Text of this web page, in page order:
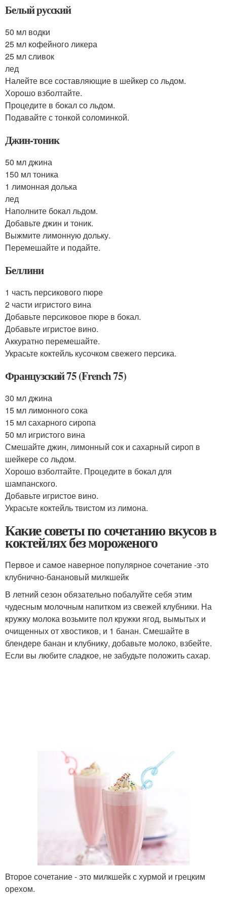
Белый русский
50 мл водки
25 мл кофейного ликера
25 мл сливок
лед
Налейте все составляющие в шейкер со льдом.
Хорошо взболтайте.
Процедите в бокал со льдом.
Подавайте с тонкой соломинкой.
Джин-тоник
50 мл джина
150 мл тоника
1 лимонная долька
лед
Наполните бокал льдом.
Добавьте джин и тоник.
Выжмите лимонную дольку.
Перемешайте и подайте.
Беллини
1 часть персикового пюре
2 части игристого вина
Добавьте персиковое пюре в бокал.
Добавьте игристое вино.
Аккуратно перемешайте.
Украсьте коктейль кусочком свежего персика.
Французский 75 (French 75)
30 мл джина
15 мл лимонного сока
15 мл сахарного сиропа
50 мл игристого вина
Смешайте джин, лимонный сок и сахарный сироп в
шейкере со льдом.
Хорошо взболтайте. Процедите в бокал для
шампанского.
Добавьте игристое вино.
Украсьте коктейль твистом из лимона.
Какие советы по сочетанию вкусов в
коктейлях без мороженого
Первое и самое наверное популярное сочетание -это
клубнично-банановый милкшейк
В летний сезон обязательно побалуйте себя этим
чудесным молочным напитком из свежей клубники. На
кружку молока возьмите пол кружки ягод, вымытых и
очищенных от хвостиков, и 1 банан. Смешайте в
блендере банан и клубнику, добавьте молоко, взбейте.
Если вы любите сладкое, не забудьте положить сахар.
Второе сочетание - это милкшейк с хурмой и грецким
орехом.